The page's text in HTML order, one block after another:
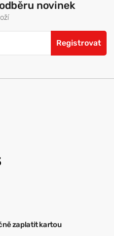
novinek
Registrovat
zaplatit kartou